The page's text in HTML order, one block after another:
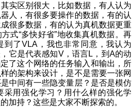
实区别很大，比如数据，有人认为
人，有很多要操作的数据，有的认
很多数据，有的认为真机数据更重
式“多快好省”地收集真机数据。再
到了VLA，我也非常同意，我认为
它是代表感知V，语言L，到A的动
了这个网络的任务输入和输出，所
的架构来设计，是不是需要一张网
中间有一些隐变量层？是否是模仿
采用强化学习？用什么样的强化学
加持？这些是大家不断探索的。